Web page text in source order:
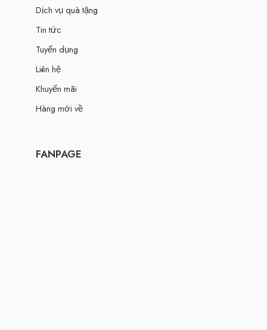
Dịch vụ quà tặng
Tin tức
Tuyển dụng
Liên hệ
Khuyến mãi
Hàng mới về
FANPAGE